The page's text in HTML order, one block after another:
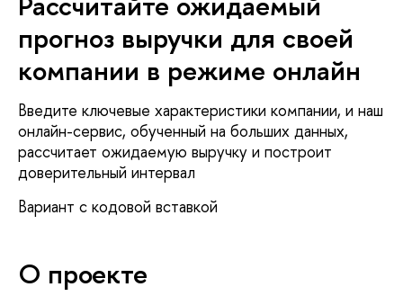
прогноз выручки для своей
компании в режиме онлайн
Введите ключевые характеристики компании, и наш
онлайн-сервис, обученный на больших данных,
рассчитает ожидаемую выручку и построит
доверительный интервал
Вариант с кодовой вставкой
О проекте